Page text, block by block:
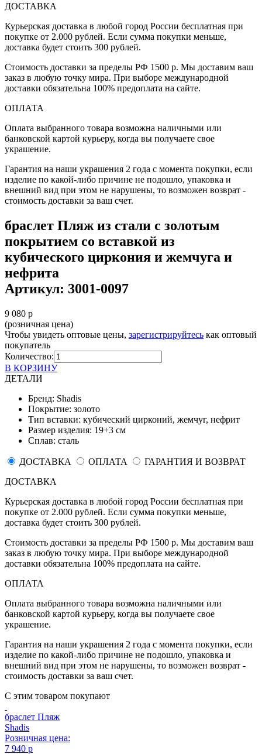
ДОСТАВКА
Курьерская доставка в любой город России бесплатная при
покупке от 2.000 рублей. Если сумма покупки меньше,
доставка будет стоить 300 рублей.
Стоимость доставки за пределы РФ 1500 р. Мы доставим ваш
заказ в любую точку мира. При выборе международной
доставки обязательна 100% предоплата на сайте.
ОПЛАТА
Оплата выбранного товара возможна наличными или
банковской картой курьеру, когда вы получаете свое
украшение.
Гарантия на наши украшения 2 года с момента покупки, если
изделие по какой-либо причине не подошло, упаковка и
внешний вид при этом не нарушены, то возможен возврат -
стоимость доставки за ваш счет.
браслет Пляж из стали с золотым
покрытием cо вставкой из
кубического циркония и жемчуга и
нефрита
Артикул: 3001-0097
9 080 р
(розничная цена)
Чтобы увидеть оптовые цены, зарегистрируйтесь как оптовый
покупатель
Количество:
В КОРЗИНУ
ДЕТАЛИ
Бренд: Shadis
Покрытие: золото
Tип вставки: кубический цирконий, жемчуг, нефрит
Размер изделия: 19+3 см
Сплав: сталь
ДОСТАВКА ОПЛАТА
ГАРАНТИЯ И ВОЗВРАТ
ДОСТАВКА
Курьерская доставка в любой город России бесплатная при
покупке от 2.000 рублей. Если сумма покупки меньше,
доставка будет стоить 300 рублей.
Стоимость доставки за пределы РФ 1500 р. Мы доставим ваш
заказ в любую точку мира. При выборе международной
доставки обязательна 100% предоплата на сайте.
ОПЛАТА
Оплата выбранного товара возможна наличными или
банковской картой курьеру, когда вы получаете свое
украшение.
Гарантия на наши украшения 2 года с момента покупки, если
изделие по какой-либо причине не подошло, упаковка и
внешний вид при этом не нарушены, то возможен возврат -
стоимость доставки за ваш счет.
С этим товаром покупают
браслет Пляж
Shadis
Розничная цена:
7 940 р